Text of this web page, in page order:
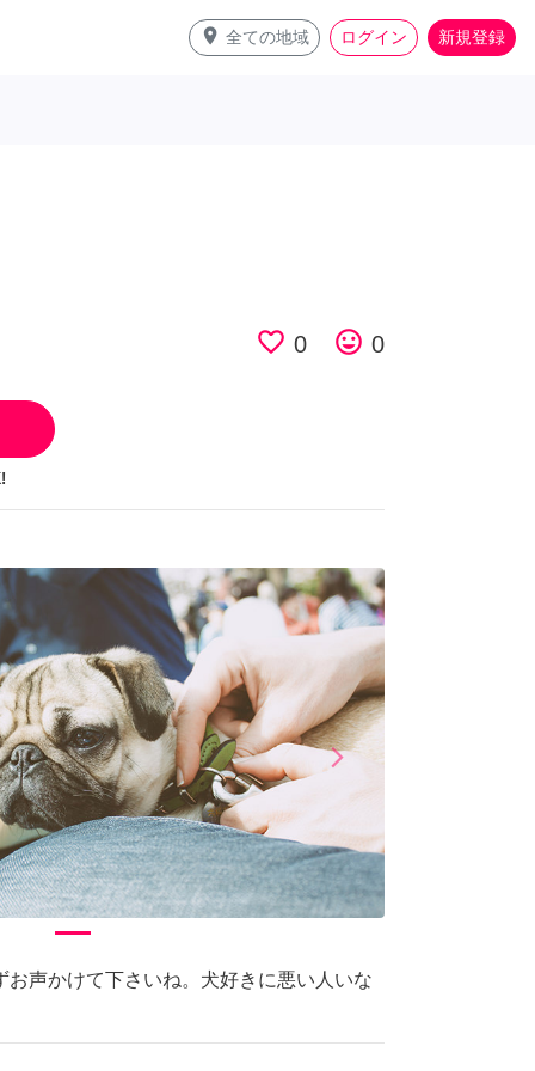
place 全ての地域 ログイン 新規登録
favorite_border 0 tag_faces 0
arrow_forward_iosNext
お声かけて下さいね。犬好きに悪い人いな